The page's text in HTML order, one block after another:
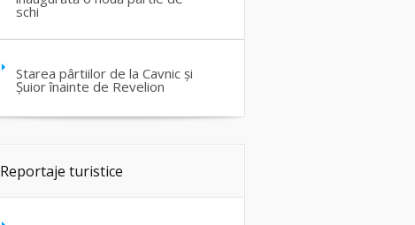
schi
Starea pârtiilor de la Cavnic și
Șuior înainte de Revelion
Reportaje turistice